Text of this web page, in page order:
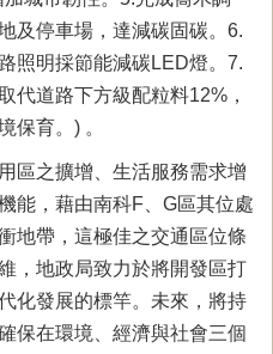
及停車場，達減碳固碳。6.
照明採節能減碳LED燈。7.
代道路下方級配粒料12%，
保育。) 。
區之擴增、生活服務需求增
能，藉由南科F、G區其位處
地帶，這極佳之交通區位條
，地政局致力於將開發區打
化發展的標竿。未來，將持
保在環境、經濟與社會三個